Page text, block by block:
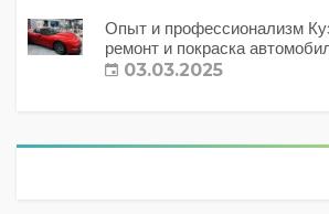
Опыт и профессионализм
ремонт и покраска
03.03.2025